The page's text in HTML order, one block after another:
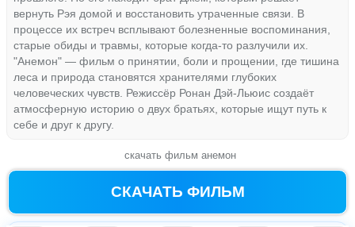
вернуть Рэя домой и восстановить утраченные связи. В
процессе их встреч всплывают болезненные воспоминания,
старые обиды и травмы, которые когда-то разлучили их.
"Анемон" — фильм о принятии, боли и прощении, где тишина
леса и природа становятся хранителями глубоких
человеческих чувств. Режиссёр Ронан Дэй-Льюис создаёт
атмосферную историю о двух братьях, которые ищут путь к
себе и друг к другу.
скачать фильм анемон
СКАЧАТЬ ФИЛЬМ